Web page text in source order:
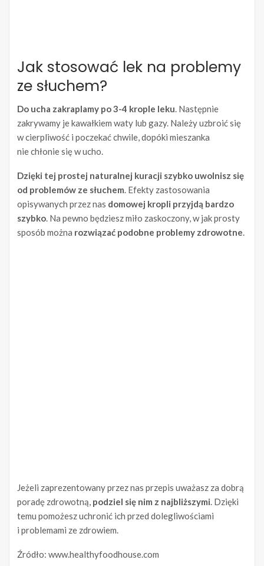
Jak stosować lek na problemy
ze słuchem?
Do ucha zakraplamy po 3-4 krople leku. Następnie
zakrywamy je kawałkiem waty lub gazy. Należy uzbroić się
w cierpliwość i poczekać chwile, dopóki mieszanka
nie chłonie się w ucho.
Dzięki tej prostej naturalnej kuracji szybko uwolnisz się
od problemów ze słuchem. Efekty zastosowania
opisywanych przez nas domowej kropli przyjdą bardzo
szybko. Na pewno będziesz miło zaskoczony, w jak prosty
sposób można rozwiązać podobne problemy zdrowotne.
Jeżeli zaprezentowany przez nas przepis uważasz za dobrą
poradę zdrowotną, podziel się nim z najbliższymi. Dzięki
temu pomożesz uchronić ich przed dolegliwościami
i problemami ze zdrowiem.
Źródło: www.healthyfoodhouse.com